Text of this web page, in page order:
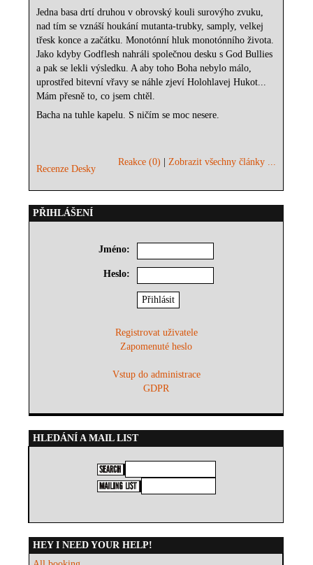
Jedna basa drtí druhou v obrovský kouli surovýho zvuku,
nad tím se vznáší houkání mutanta-trubky, samply, velkej
třesk konce a začátku. Monotónní hluk monotónního života.
Jako kdyby Godflesh nahráli společnou desku s God Bullies
a pak se lekli výsledku. A aby toho Boha nebylo málo,
uprostřed bitevní vřavy se náhle zjeví Holohlavej Hukot...
Mám přesně to, co jsem chtěl.
Bacha na tuhle kapelu. S ničím se moc nesere.
Recenze Desky
Reakce (0) |Zobrazit všechny články ...
PŘIHLÁŠENÍ
Jméno:
Heslo:
Registrovat uživatele
Zapomenuté heslo
Vstup do administrace
GDPR
HLEDÁNÍ A MAIL LIST
HEY I NEED YOUR HELP!